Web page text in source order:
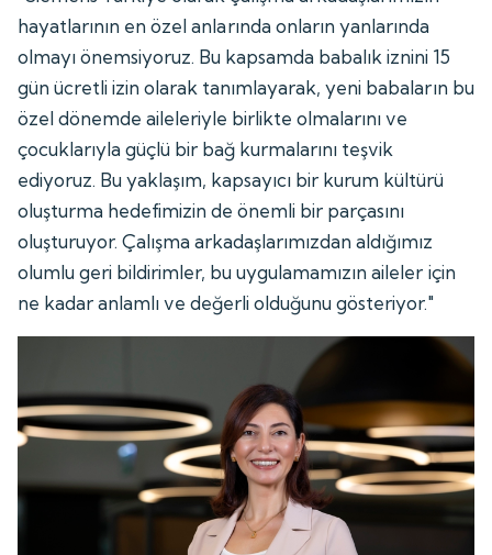
hayatlarının en özel anlarında onların yanlarında
olmayı önemsiyoruz. Bu kapsamda babalık iznini 15
gün ücretli izin olarak tanımlayarak, yeni babaların bu
özel dönemde aileleriyle birlikte olmalarını ve
çocuklarıyla güçlü bir bağ kurmalarını teşvik
ediyoruz. Bu yaklaşım, kapsayıcı bir kurum kültürü
oluşturma hedefimizin de önemli bir parçasını
oluşturuyor. Çalışma arkadaşlarımızdan aldığımız
olumlu geri bildirimler, bu uygulamamızın aileler için
ne kadar anlamlı ve değerli olduğunu gösteriyor."